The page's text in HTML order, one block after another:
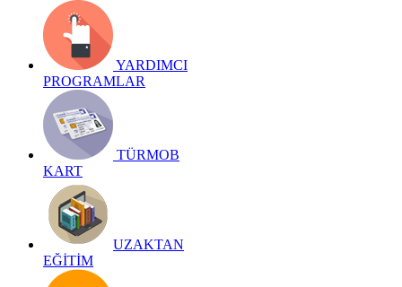
YARDIMCI
PROGRAMLAR
TÜRMOB
KART
UZAKTAN
EĞİTİM